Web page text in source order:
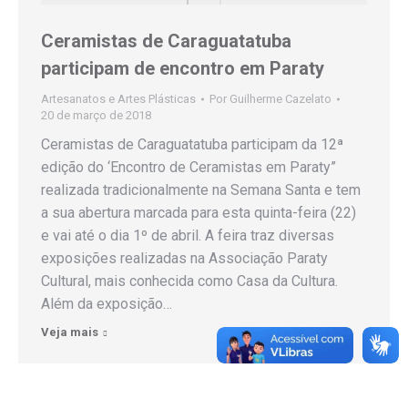
Ceramistas de Caraguatatuba
participam de encontro em Paraty
Artesanatos e Artes Plásticas Por Guilherme Cazelato
20 de março de 2018
Ceramistas de Caraguatatuba participam da 12ª
edição do ‘Encontro de Ceramistas em Paraty”
realizada tradicionalmente na Semana Santa e tem
a sua abertura marcada para esta quinta-feira (22)
e vai até o dia 1º de abril. A feira traz diversas
exposições realizadas na Associação Paraty
Cultural, mais conhecida como Casa da Cultura.
Além da exposição…
Veja mais